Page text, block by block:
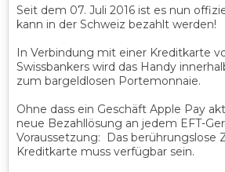
Seit dem 07. Juli 2016 ist es nun
kann in der Schweiz bezahlt werden!
In Verbindung mit einer Kreditkarte
Swissbankers wird das Handy
zum bargeldlosen Portemonnaie.
Ohne dass ein Geschäft Apple Pay
neue Bezahllösung an jedem EFT-
Voraussetzung: Das berührungslose
Kreditkarte muss verfügbar sein.